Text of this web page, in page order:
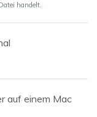
handelt.
auf einem Mac